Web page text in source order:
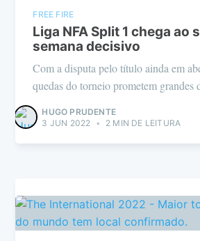
FREE FIRE
Liga NFA Split 1 chega ao
semana decisivo
Com a disputa pelo título ainda em
quedas do torneio prometem grandes
HUGO PRUDENTE
3 JUN 2022
• 2 MIN DE LEITURA